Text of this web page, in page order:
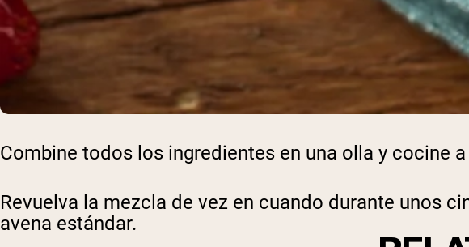
Combine todos los ingredientes en una olla y cocine
Revuelva la mezcla de vez en cuando durante unos
avena estándar.